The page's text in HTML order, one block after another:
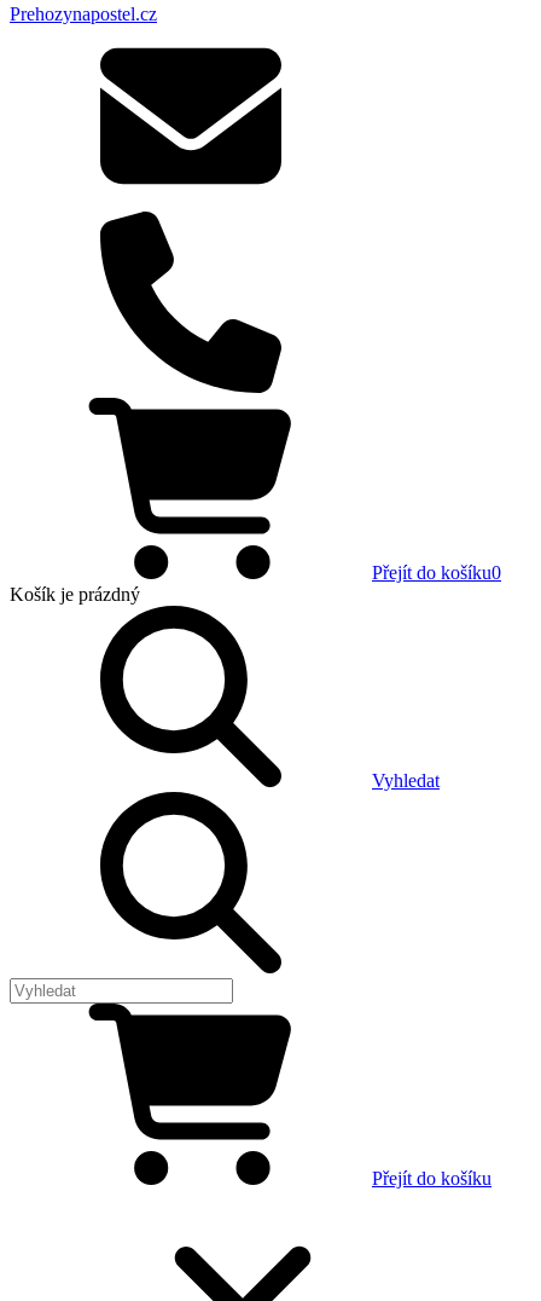
Prehozynapostel.cz
Přejít do košíku0
Košík je prázdný
Vyhledat
Přejít do košíku